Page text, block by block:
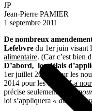
JP
Jean-Pierre PAMIER
1 septembre 2011
De nombreux
Lefebvre du 1er juin visant
alimentaire. (Car c’est bien
D’abord, les délais
1er juillet 2012 (pour les
2014 pour les autres.La
précise seulement que
«
loi s’appliquera « au plus